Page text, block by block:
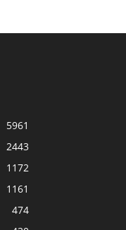
5961
2443
1172
1161
474